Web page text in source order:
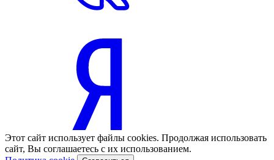
Этот сайт использует файлы cookies. Продолжая использовать
сайт, Вы соглашаетесь с их использованием.